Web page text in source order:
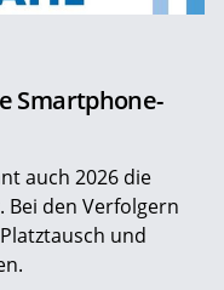
Smartphone-
auch 2026 die
Bei den Verfolgern
und